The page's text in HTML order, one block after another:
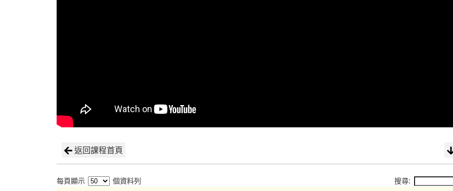
返回課程首頁
每頁顯示 個資料列 搜尋: